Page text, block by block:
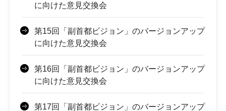
に向けた意見交換会
第15回「副首都ビジョン」のバージョンアップ
に向けた意見交換会
第16回「副首都ビジョン」のバージョンアップ
に向けた意見交換会
第17回「副首都ビジョン」のバージョンアップ